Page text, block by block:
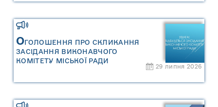
управління відходами Сарненської
міської територіальної громади»
ОГОЛОШЕННЯ ПРО СКЛИКАННЯ
ЗАСІДАННЯ ВИКОНАВЧОГО
КОМІТЕТУ МІСЬКОЇ РАДИ
29 липня 2026